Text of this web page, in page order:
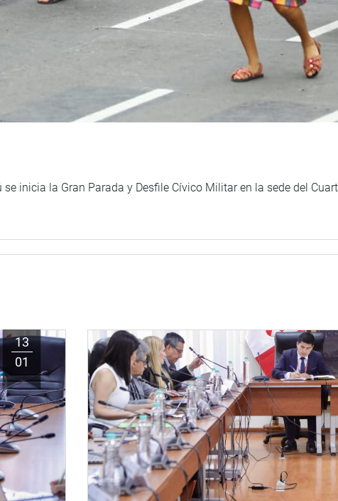
inicia la Gran Parada y Desfile Cívico Militar en la sede del
13
01